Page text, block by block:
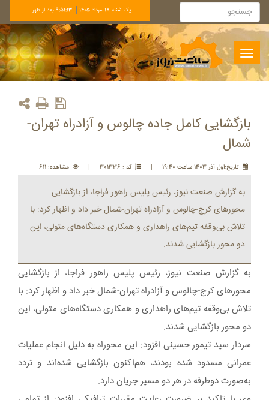
يک شنبه 18 مرداد 1405 9:51:13 بعد از ظهر
Toggle
navigation
بازگشایی کامل جاده چالوس و آزادراه تهران-
شمال
تاريخ:اول آذر 1403 ساعت 19:40 | کد : 301336 | مشاهده: 611
به گزارش صنعت نیوز، رئیس پلیس راهور فراجا، از بازگشایی
محورهای کرج-چالوس و آزادراه تهران-شمال خبر داد و اظهار کرد: با
تلاش بی‌وقفه تیم‌های راهداری و همکاری دستگاه‌های متولی، این
دو محور بازگشایی شدند.
به گزارش صنعت نیوز، رئیس پلیس راهور فراجا، از بازگشایی
محورهای کرج-چالوس و آزادراه تهران-شمال خبر داد و اظهار کرد: با
تلاش بی‌وقفه تیم‌های راهداری و همکاری دستگاه‌های متولی، این
دو محور بازگشایی شدند.
سردار سید تیمور حسینی افزود: این محوراه به دلیل انجام عملیات
عمرانی مسدود شده بودند، هم‌اکنون بازگشایی شده‌اند و تردد
به‌صورت دوطرفه در هر دو مسیر جریان دارد.